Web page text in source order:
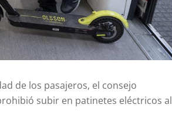
de los pasajeros, el consejo
subir en patinetes eléctricos al